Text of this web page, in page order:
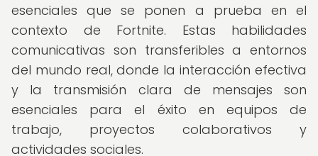
esenciales que se ponen a prueba en el
contexto de Fortnite. Estas habilidades
comunicativas son transferibles a entornos
del mundo real, donde la interacción efectiva
y la transmisión clara de mensajes son
esenciales para el éxito en equipos de
trabajo, proyectos colaborativos y
actividades sociales.